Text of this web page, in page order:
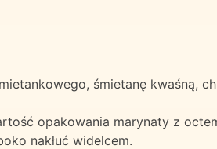
śmietanę kwaśną,
opakowania marynaty z
nakłuć widelcem.